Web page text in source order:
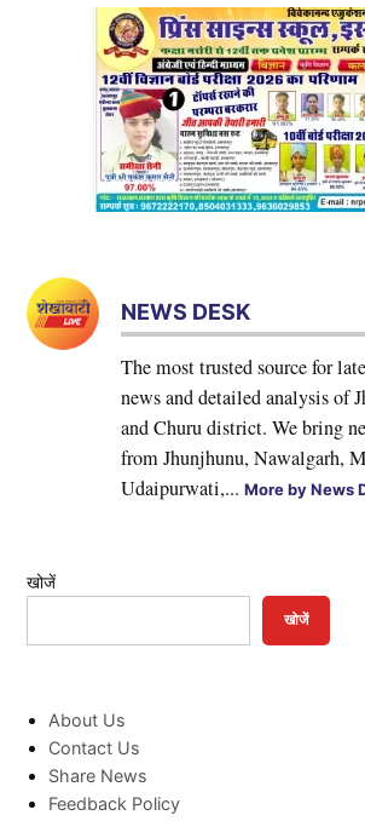
NEWS DESK
The most trusted source for
news and detailed analysis of
and Churu district. We bring
from Jhunjhunu, Nawalgarh,
Udaipurwati,...More by News
खोजें
खोजें
About Us
Contact Us
Share News
Feedback Policy